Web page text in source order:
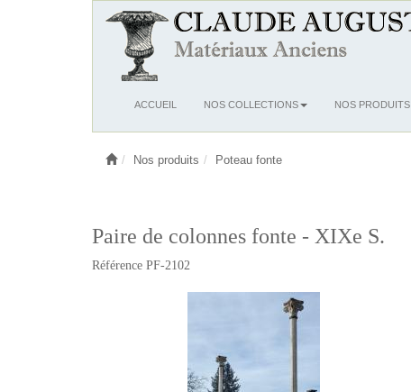
OuvrirACCUEIL NOS COLLECTIONS NOS PRODUITS
Nos produits Poteau fonte
Paire de colonnes fonte - XIXe S.
Référence PF-2102